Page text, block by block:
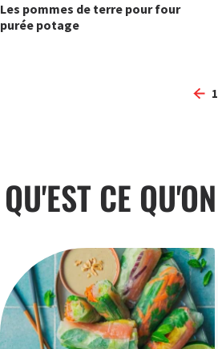
Les pommes de terre pour four
purée potage
1
QU'EST CE QU'ON